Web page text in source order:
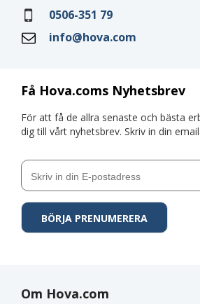
Få Hova.coms Nyhetsbrev
För att få de allra senaste och bästa
dig till vårt nyhetsbrev. Skriv in din
0506-351 79
info@hova.com
Om Hova.com